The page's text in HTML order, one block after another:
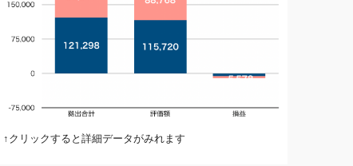
↑クリックすると詳細データがみれます